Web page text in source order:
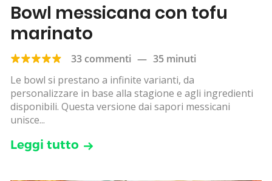
Bowl messicana con tofu
marinato
33 commenti — 35 minuti
Le bowl si prestano a infinite varianti, da
personalizzare in base alla stagione e agli ingredienti
disponibili. Questa versione dai sapori messicani
unisce...
Leggi tutto